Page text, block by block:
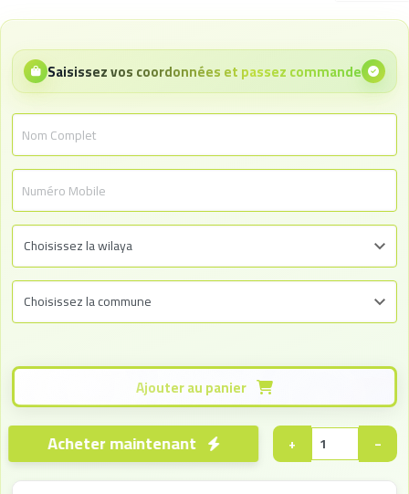
Saisissez vos coordonnées et passez commande
−
+
Acheter maintenant